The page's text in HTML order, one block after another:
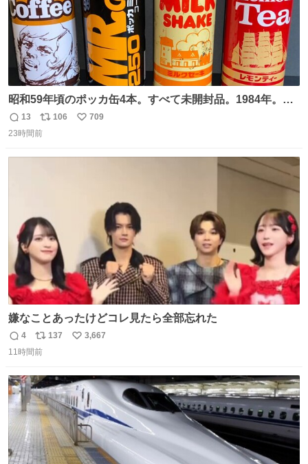
昭和59年頃のポッカ缶4本。すべて未開封品。1984年。P
マーク。昭和レトロ！
返
信
13
リ
ポ
106
い
709
23時間前
嫌なことあったけどコレ見たら全部忘れた
返
信
4
リ
ポ
ト
数
137
い
数
3,667
11時間前